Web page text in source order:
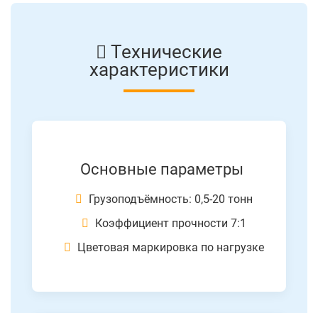
Технические
характеристики
Основные параметры
Грузоподъёмность: 0,5-20 тонн
Коэффициент прочности 7:1
Цветовая маркировка по нагрузке